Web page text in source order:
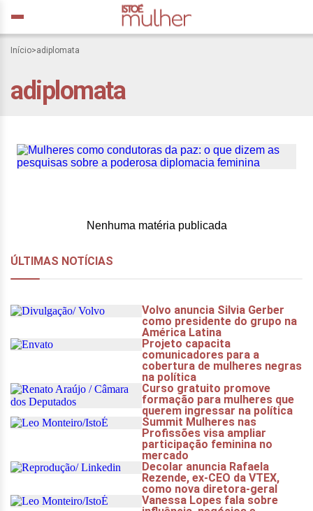
Início>adiplomata
adiplomata
Mulheres como
dizem as pesquisas sobre
a poderosa diplomacia
Nenhuma matéria publicada